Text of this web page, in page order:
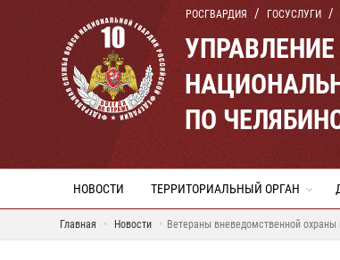
РОСГВАРДИЯ ГОСУСЛУГИ
ПО
НОВОСТИ ТЕРРИТОРИАЛЬНЫЙ ОРГАН
Главная Новости Ветераны вневедомственной